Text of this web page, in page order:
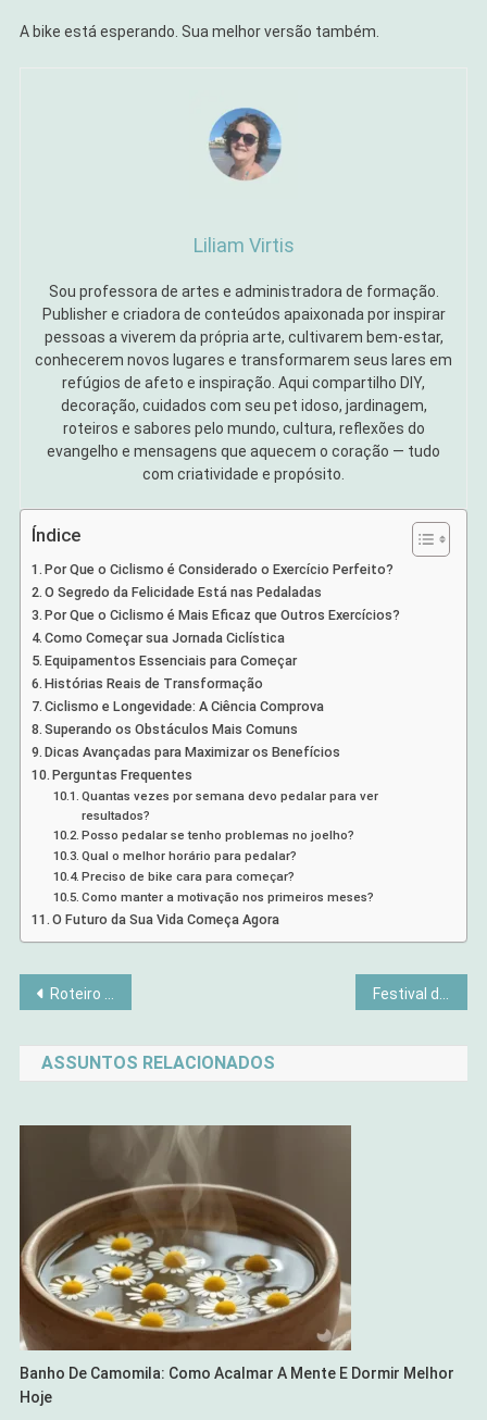
A bike está esperando. Sua melhor versão também.
Liliam Virtis
Sou professora de artes e administradora de formação.
Publisher e criadora de conteúdos apaixonada por inspirar
pessoas a viverem da própria arte, cultivarem bem-estar,
conhecerem novos lugares e transformarem seus lares em
refúgios de afeto e inspiração. Aqui compartilho DIY,
decoração, cuidados com seu pet idoso, jardinagem,
roteiros e sabores pelo mundo, cultura, reflexões do
evangelho e mensagens que aquecem o coração — tudo
com criatividade e propósito.
Índice
Por Que o Ciclismo é Considerado o Exercício Perfeito?
O Segredo da Felicidade Está nas Pedaladas
Por Que o Ciclismo é Mais Eficaz que Outros Exercícios?
Como Começar sua Jornada Ciclística
Equipamentos Essenciais para Começar
Histórias Reais de Transformação
Ciclismo e Longevidade: A Ciência Comprova
Superando os Obstáculos Mais Comuns
Dicas Avançadas para Maximizar os Benefícios
Perguntas Frequentes
Quantas vezes por semana devo pedalar para ver
resultados?
Posso pedalar se tenho problemas no joelho?
Qual o melhor horário para pedalar?
Preciso de bike cara para começar?
Como manter a motivação nos primeiros meses?
O Futuro da Sua Vida Começa Agora
Navegação
de
Post
Roteiro 3 Dias Campos do Jordão no Inverno Festival de Inverno Campos do Jordão 2025
ASSUNTOS RELACIONADOS
Banho De Camomila: Como Acalmar A Mente E Dormir Melhor
Hoje